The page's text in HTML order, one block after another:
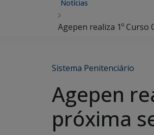
Notícias
Agepen realiza 1º
Sistema Penitenciário
Agepen
próxima